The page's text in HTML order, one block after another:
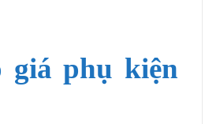
giá phụ kiện